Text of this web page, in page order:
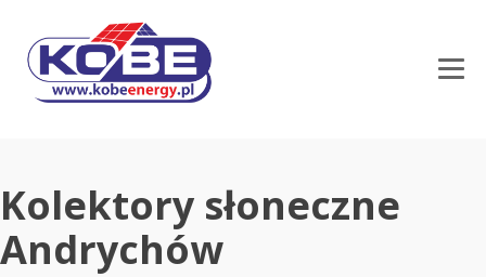
Kolektory słoneczne
Andrychów